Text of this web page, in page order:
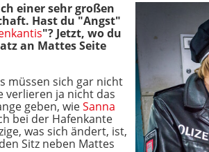
einer sehr großen
Hast du "Angst"
"? Jetzt, wo du
an Mattes Seite
müssen sich gar nicht
verlieren ja nicht das
geben, wieSanna
bei der Hafenkante
was sich ändert, ist,
Sitz neben Mattes